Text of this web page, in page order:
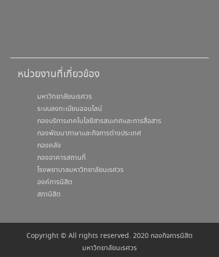
หน่วยงานที่เกี่ยวข้อง
มหาวิทยาลัยนเรศวร
ระบบลงทะเบียนออนไลน์
กองบริการเทคโนโลยีสารสนเทศและการสื่อสาร
กองพัฒนาภาษาและกิจการต่างประเทศ
กองคลัง
กองอาคารสถานที่
โรงพยาบาลมหาวิทยาลัยนเรศวร
องค์การนิสิต
สภานิสิต
Copyright © All rights reserved. 2020 กองกิจการนิสิต
มหาวิทยาลัยนเรศวร